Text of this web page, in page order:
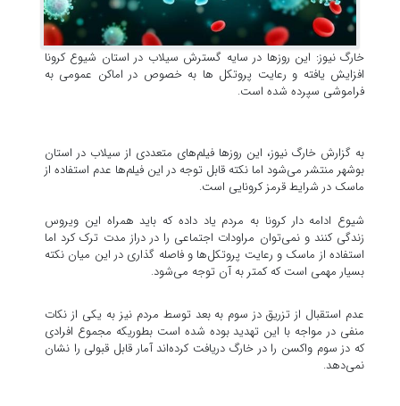
خارگ نیوز: این روزها در سایه گسترش سیلاب در استان شیوع کرونا
افزایش یافته و رعایت پروتکل ها به خصوص در اماکن عمومی به
فراموشی سپرده شده است.
به گزارش خارگ نیوز، این روزها فیلم‌های متعددی از سیلاب در استان
بوشهر منتشر می‌شود اما نکته قابل توجه در این فیلم‌ها عدم استفاده از
ماسک در شرایط قرمز کرونایی است.
شیوع ادامه دار کرونا به مردم یاد داده که باید همراه این ویروس
زندگی کنند و نمی‌توان مراودات اجتماعی را در دراز مدت ترک کرد اما
استفاده از ماسک و رعایت پروتکل‌ها و فاصله گذاری در این میان نکته
بسیار مهمی است که کمتر به آن توجه می‌شود.
عدم استقبال از تزریق دز سوم به بعد توسط مردم نیز به یکی از نکات
منفی در مواجه با این تهدید بوده شده است بطوریکه مجموع افرادی
که دز سوم واکسن را در خارگ دریافت کرده‌اند آمار قابل قبولی را نشان
نمی‌دهد.